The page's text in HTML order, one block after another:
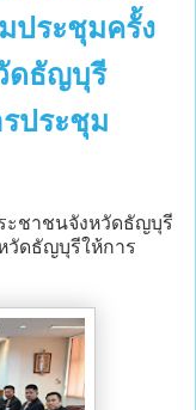
ประชุมครั้ง
ดธัญบุรี
ประชุม
ะชาชนจังหวัดธัญบุรี
วัดธัญบุรีให้การ